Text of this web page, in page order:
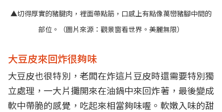
▲切得厚實的豬腱肉，裡面帶點筋，口感上有點像萬巒豬腳中間的
部位。（圖片來源： 觀景窗看世界。美麗無限）
大豆皮來回炸很夠味
大豆皮也很特別，老闆在炸這片豆皮時還需要特別獨
立處理，一大片攤開來在油鍋中來回炸著，最後變成
軟中帶脆的感覺，吃起來相當夠味喔。軟嫩入味的甜